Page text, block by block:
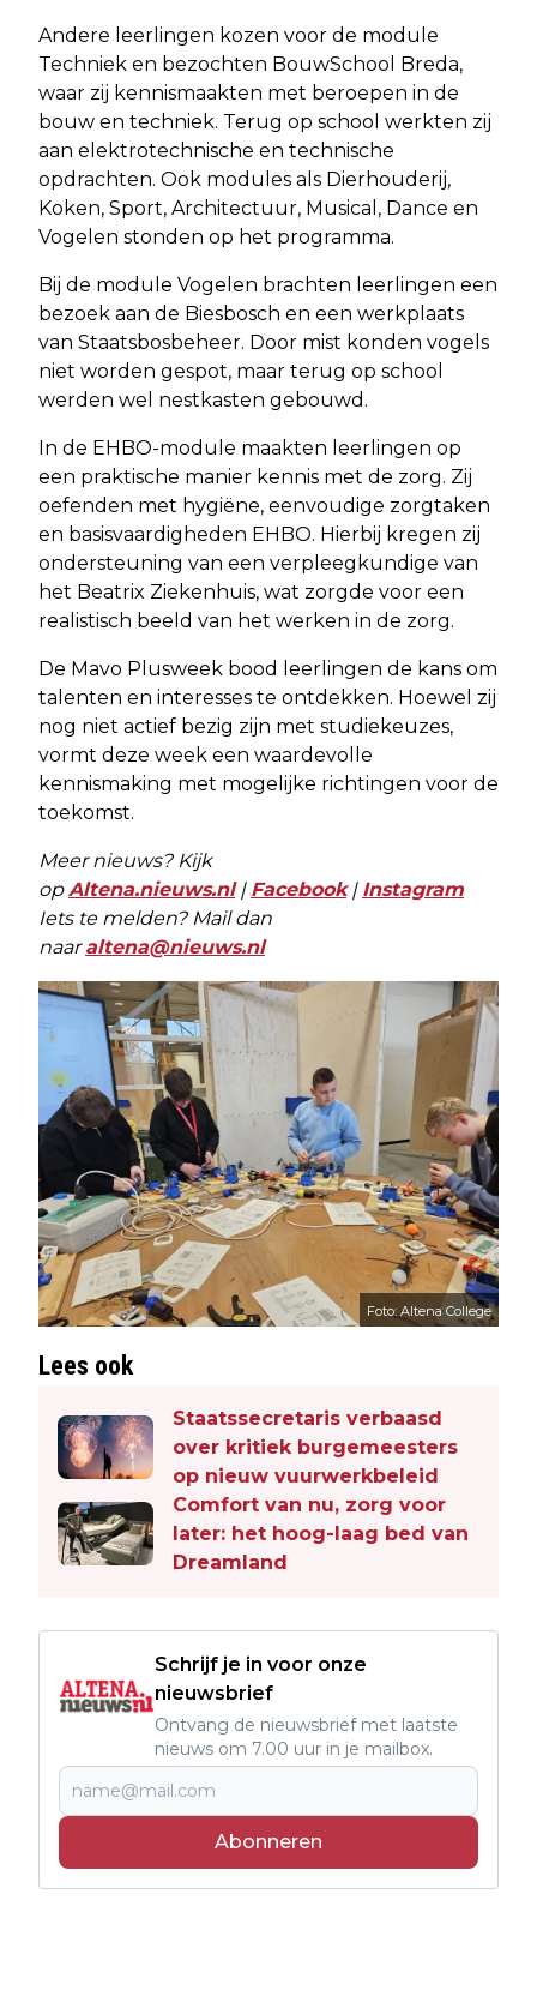
Andere leerlingen kozen voor de module
Techniek en bezochten BouwSchool Breda,
waar zij kennismaakten met beroepen in de
bouw en techniek. Terug op school werkten zij
aan elektrotechnische en technische
opdrachten. Ook modules als Dierhouderij,
Koken, Sport, Architectuur, Musical, Dance en
Vogelen stonden op het programma.
Bij de module Vogelen brachten leerlingen een
bezoek aan de Biesbosch en een werkplaats
van Staatsbosbeheer. Door mist konden vogels
niet worden gespot, maar terug op school
werden wel nestkasten gebouwd.
In de EHBO-module maakten leerlingen op
een praktische manier kennis met de zorg. Zij
oefenden met hygiëne, eenvoudige zorgtaken
en basisvaardigheden EHBO. Hierbij kregen zij
ondersteuning van een verpleegkundige van
het Beatrix Ziekenhuis, wat zorgde voor een
realistisch beeld van het werken in de zorg.
De Mavo Plusweek bood leerlingen de kans om
talenten en interesses te ontdekken. Hoewel zij
nog niet actief bezig zijn met studiekeuzes,
vormt deze week een waardevolle
kennismaking met mogelijke richtingen voor de
toekomst.
Meer nieuws? Kijk
opAltena.nieuws.nl| Facebook| Instagram
Iets te melden? Mail dan
naaraltena@nieuws.nl
Foto: Altena College
Lees ook
Staatssecretaris verbaasd
over kritiek burgemeesters
op nieuw vuurwerkbeleid
Comfort van nu, zorg voor
later: het hoog-laag bed van
Dreamland
Schrijf je in voor onze
nieuwsbrief
Ontvang de nieuwsbrief met laatste
nieuws om 7.00 uur in je mailbox.
Abonneren